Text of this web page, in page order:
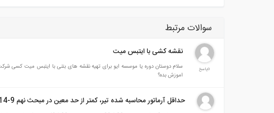
سوالات مرتبط
0پاسخ
نقشه کشی با ایتبس میت
سلام دوستان دوره یا موسسه ایو برای تهیه نقشه های بتنی با ایتبس میت کسی
اموزش بده؟
حداقل آرماتور محاسبه شده تیر، کمتر از حد معین در مبحث نهم 9-14-5 (92)